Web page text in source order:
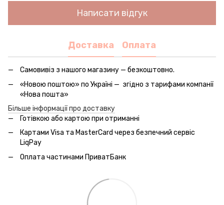
Написати відгук
Доставка Оплата
Самовивіз з нашого магазину — безкоштовно.
«Новою поштою» по Україні — згідно з тарифами компанії
«Нова пошта»
Більше інформації про доставку
Готівкою або картою при отриманні
Картами Visa та MasterCard через безпечний сервic
LiqPay
Оплата частинами ПриватБанк